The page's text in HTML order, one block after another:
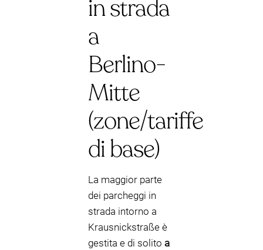
in strada
a
Berlino-
Mitte
(zone/tariffe
di base)
La maggior parte
dei parcheggi in
strada intorno a
Krausnickstraße è
gestita e di solito a